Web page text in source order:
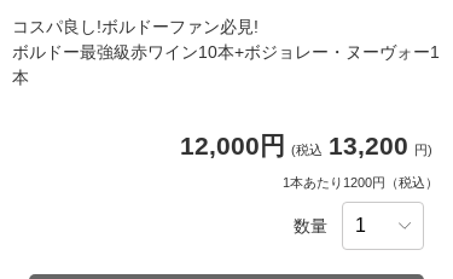
コスパ良し!ボルドーファン必見!
ボルドー最強級赤ワイン10本+ボジョレー・ヌーヴォー1
本
12,000円 (税込 13,200 円)
1本あたり1200円（税込）
数量